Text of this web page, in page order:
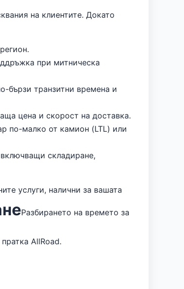
на клиентите. Докато
при митническа
бързи транзитни времена и
цена и скорост на доставка.
по-малко от камион (LTL) или
складиране,
услуги, налични за вашата
Разбирането на времето за
AllRoad.